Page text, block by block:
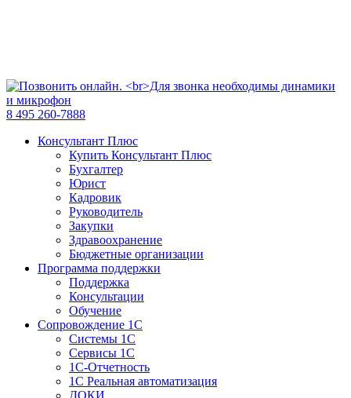
8 495 260-7888
Консультант Плюс
Купить Консультант Плюс
Бухгалтер
Юрист
Кадровик
Руководитель
Закупки
Здравоохранение
Бюджетные организации
Программа поддержки
Поддержка
Консультации
Обучение
Сопровождение 1С
Системы 1С
Сервисы 1С
1C-Отчетность
1С Реальная автоматизация
ДОКИ